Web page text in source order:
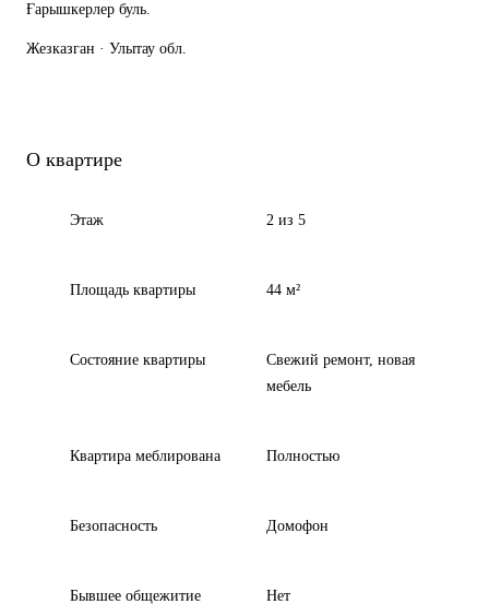
Ғарышкерлер буль.
Жезказган · Улытау обл.
О квартире
Этаж 2 из 5
Площадь квартиры 44 м²
Состояние квартиры
Свежий ремонт, новая
мебель
Квартира меблирована Полностью
Безопасность Домофон
Бывшее общежитие Нет